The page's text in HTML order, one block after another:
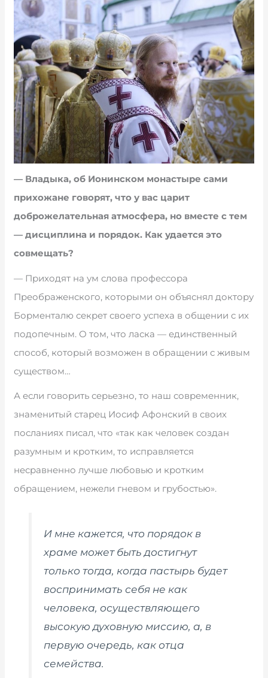
— Владыка, об Ионинском монастыре сами
прихожане говорят, что у вас царит
доброжелательная атмосфера, но вместе с тем
— дисциплина и порядок. Как удается это
совмещать?
— Приходят на ум слова профессора
Преображенского, которыми он объяснял доктору
Борменталю секрет своего успеха в общении с их
подопечным. О том, что ласка — единственный
способ, который возможен в обращении с живым
существом…
А если говорить серьезно, то наш современник,
знаменитый старец Иосиф Афонский в своих
посланиях писал, что «так как человек создан
разумным и кротким, то исправляется
несравненно лучше любовью и кротким
обращением, нежели гневом и грубостью».
И мне кажется, что порядок в
храме может быть достигнут
только тогда, когда пастырь будет
воспринимать себя не как
человека, осуществляющего
высокую духовную миссию, а, в
первую очередь, как отца
семейства.